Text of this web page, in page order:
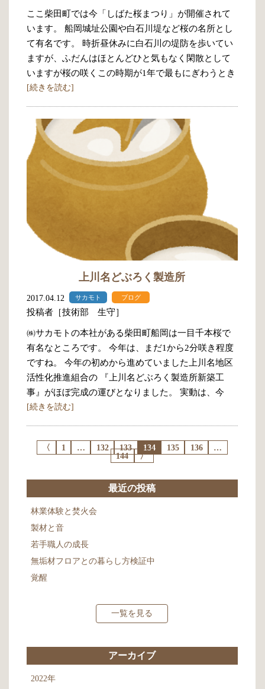
ここ柴田町では今「しばた桜まつり」が開催されて
います。 船岡城址公園や白石川堤など桜の名所とし
て有名です。 時折昼休みに白石川の堤防を歩いてい
ますが、ふだんはほとんどひと気もなく閑散として
いますが桜の咲くこの時期が1年で最もにぎわうとき
[続きを読む]
上川名どぶろく製造所
2017.04.12 サカモト ブログ
投稿者［技術部 生守］
㈱サカモトの本社がある柴田町船岡は一目千本桜で
有名なところです。 今年は、まだ1から2分咲き程度
ですね。 今年の初めから進めていました上川名地区
活性化推進組合の 『上川名どぶろく製造所新築工
事』がほぼ完成の運びとなりました。 実動は、今
[続きを読む]
〈 1 … 132 133 134 135 136
…
144
〉
最近の投稿
林業体験と焚火会
製材と音
若手職人の成長
無垢材フロアとの暮らし方検証中
覚醒
一覧を見る
アーカイブ
2022年